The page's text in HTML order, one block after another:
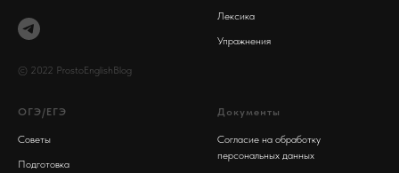
© 2022 ProstoEnglishBlog
Лексика
Упражнения
ОГЭ/ЕГЭ
Советы
Подготовка
Документы
Согласие на обработку
персональных данных